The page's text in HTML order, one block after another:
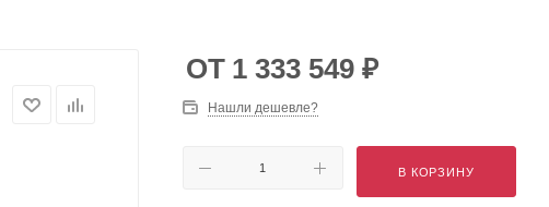
ОТ 1 333 549 ₽
Нашли дешевле?
В КОРЗИНУ